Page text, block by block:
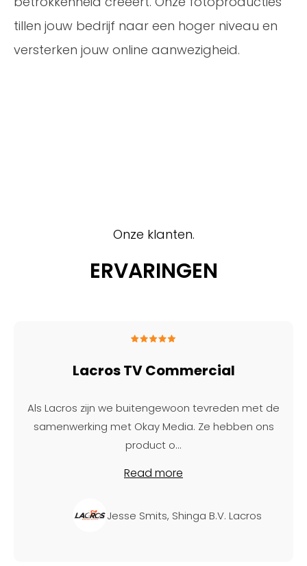
tillen jouw bedrijf naar een hoger niveau en
versterken jouw online aanwezigheid.
Onze klanten.
ERVARINGEN
Lacros TV Commercial
Als Lacros zijn we buitengewoon tevreden met de
samenwerking met Okay Media. Ze hebben ons
product o...
Read more
Jesse Smits, Shinga B.V. Lacros